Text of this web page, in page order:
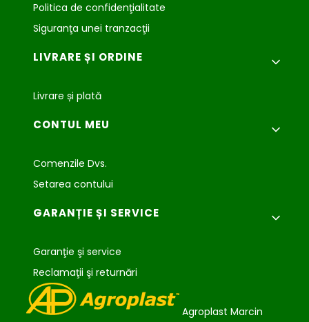
Politica de confidenţialitate
Siguranţa unei tranzacţii
LIVRARE ȘI ORDINE
Livrare și plată
CONTUL MEU
Comenzile Dvs.
Setarea contului
GARANȚIE ȘI SERVICE
Garanţie şi service
Reclamaţii şi returnări
Agroplast Marcin